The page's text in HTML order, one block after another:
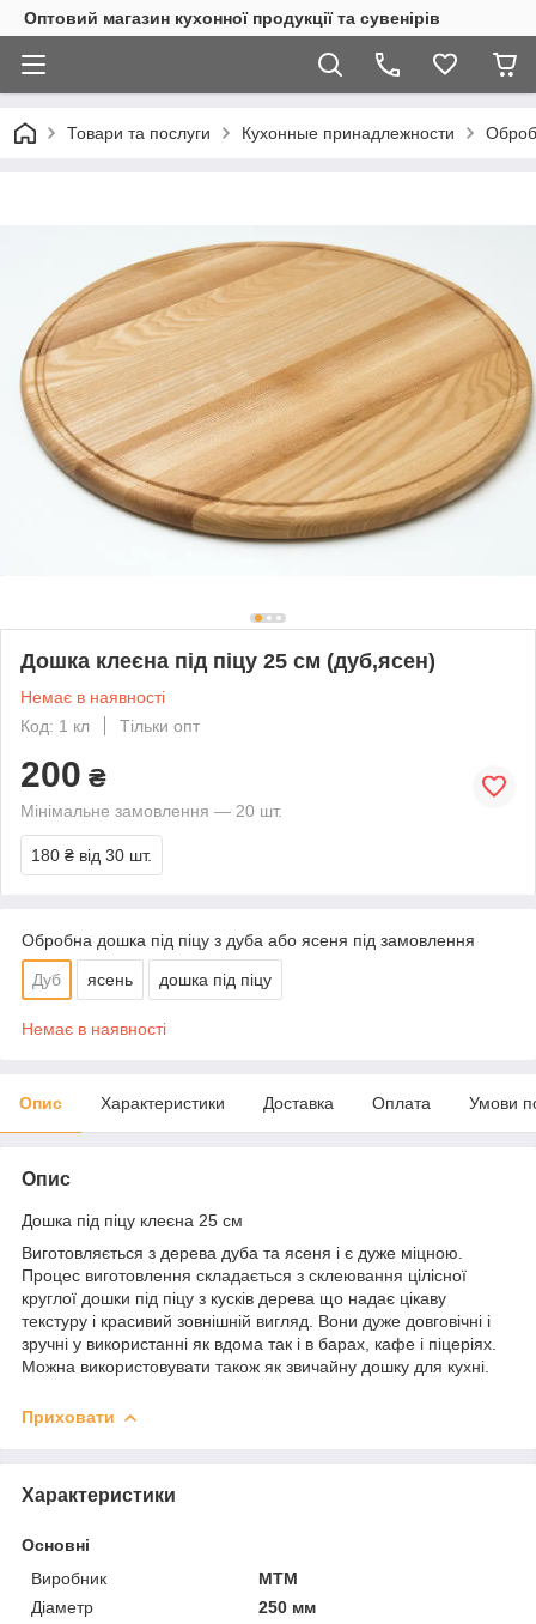
Оптовий магазин кухонної продукції та сувенірів
Товари та послуги Кухонные принадлежности
Дошка клеєна під піцу 25 см (дуб,ясен)
Немає в наявності
Код: 1 кл
Тільки опт
200 ₴
Мінімальне замовлення — 20 шт.
180 ₴ від 30 шт.
Обробна дошка під піцу з дуба або ясеня під замовлення
Дуб ясень дошка під піцу
Немає в наявності
Опис Характеристики Доставка Оплата Умови
Опис
Дошка під піцу клеєна 25 см
Виготовляється з дерева дуба та ясеня і є дуже міцною.
Процес виготовлення складається з склеювання цілісної
круглої дошки під піцу з кусків дерева що надає цікаву
текстуру і красивий зовнішній вигляд. Вони дуже довговічні і
зручні у використанні як вдома так і в барах, кафе і піцеріях.
Можна використовувати також як звичайну дошку для кухні.
Приховати
Характеристики
Основні
Виробник
MTM
Діаметр
250 мм